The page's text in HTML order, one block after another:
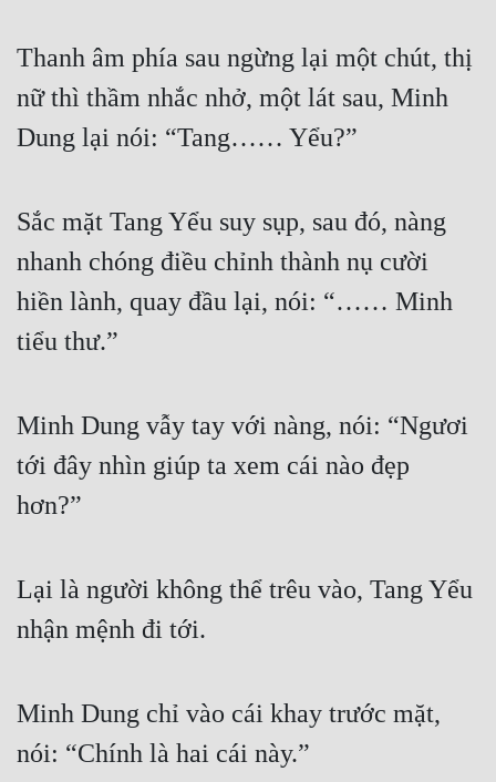
Xuyên Nhanh
Xuyên Thư
Điền Văn
Đô Thị
Đông Phương
Đồng Nhân
Cẩu Đạo Trường Sinh
Truyện Nam
Truyện Nữ
Thanh âm phía sau ngừng lại một chút, thị
nữ thì thầm nhắc nhở, một lát sau, Minh
Dung lại nói: “Tang…… Yểu?”
Sắc mặt Tang Yểu suy sụp, sau đó, nàng
nhanh chóng điều chỉnh thành nụ cười
hiền lành, quay đầu lại, nói: “…… Minh
tiểu thư.”
Minh Dung vẫy tay với nàng, nói: “Ngươi
tới đây nhìn giúp ta xem cái nào đẹp
hơn?”
Lại là người không thể trêu vào, Tang Yểu
nhận mệnh đi tới.
Minh Dung chỉ vào cái khay trước mặt,
nói: “Chính là hai cái này.”